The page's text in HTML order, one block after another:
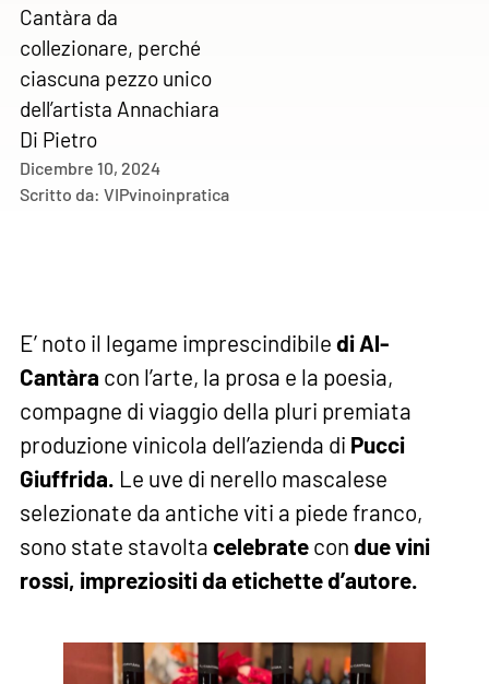
Cantàra da
collezionare, perché
ciascuna pezzo unico
dell’artista Annachiara
Di Pietro
Dicembre 10, 2024
Scritto da: VIPvinoinpratica
E’ noto il legame imprescindibile di Al-
Cantàra con l’arte, la prosa e la poesia,
compagne di viaggio della pluri premiata
produzione vinicola dell’azienda di Pucci
Giuffrida. Le uve di nerello mascalese
selezionate da antiche viti a piede franco,
sono state stavolta celebrate con due vini
rossi, impreziositi da etichette d’autore.